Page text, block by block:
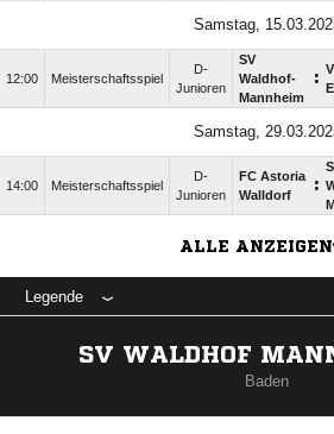
Samstag,
12:00 Meisterschaftsspiel
D-
Junioren
SV
Waldhof-
Mannheim
:
Samstag,
14:00 Meisterschaftsspiel
D-
Junioren
FC Astoria
Walldorf
:
ALLE ANZEIGEN
Legende
SV WALDHOF
Baden